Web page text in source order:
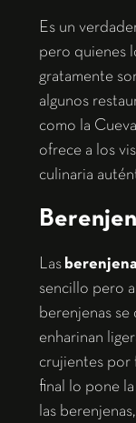
Es un
pero quienes
gratamente
algunos
como la
ofrece a los
culinaria
Las
sencillo pero
berenjenas se
enharinan
crujientes por
final lo pone
las